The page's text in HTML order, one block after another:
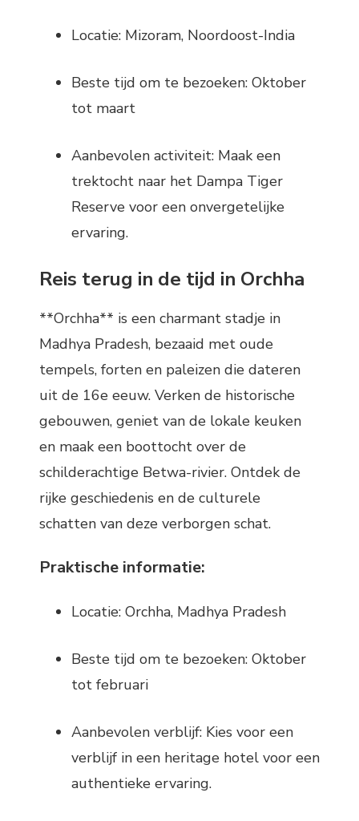
Locatie: Mizoram, Noordoost-India
Beste tijd om te bezoeken: Oktober
tot maart
Aanbevolen activiteit: Maak een
trektocht naar het Dampa Tiger
Reserve voor een onvergetelijke
ervaring.
Reis terug in de tijd in Orchha
**Orchha** is een charmant stadje in
Madhya Pradesh, bezaaid met oude
tempels, forten en paleizen die dateren
uit de 16e eeuw. Verken de historische
gebouwen, geniet van de lokale keuken
en maak een boottocht over de
schilderachtige Betwa-rivier. Ontdek de
rijke geschiedenis en de culturele
schatten van deze verborgen schat.
Praktische informatie:
Locatie: Orchha, Madhya Pradesh
Beste tijd om te bezoeken: Oktober
tot februari
Aanbevolen verblijf: Kies voor een
verblijf in een heritage hotel voor een
authentieke ervaring.